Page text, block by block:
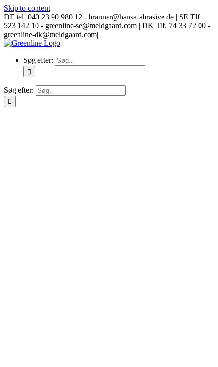
Skip to content
DE tel. 040 23 90 980 12 - brauner@hansa-abrasive.de | SE Tlf.
523 142 10 - greenline-se@meldgaard.com | DK Tlf. 74 33 72 00 -
greenline-dk@meldgaard.com|
Søg efter:
Søg efter: